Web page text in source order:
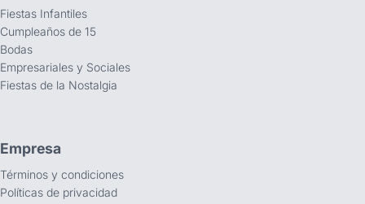
Fiestas Infantiles
Cumpleaños de 15
Bodas
Empresariales y Sociales
Fiestas de la Nostalgia
Empresa
Términos y condiciones
Políticas de privacidad